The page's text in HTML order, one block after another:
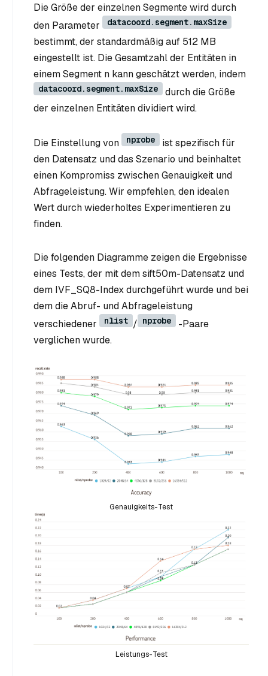
Die Größe der einzelnen Segmente wird durch
den Parameter
datacoord.segment.maxSize
bestimmt, der standardmäßig auf 512 MB
eingestellt ist. Die Gesamtzahl der Entitäten in
einem Segment n kann geschätzt werden, indem
datacoord.segment.maxSize
durch die Größe
der einzelnen Entitäten dividiert wird.
Die Einstellung von nprobe
ist spezifisch für
den Datensatz und das Szenario und beinhaltet
einen Kompromiss zwischen Genauigkeit und
Abfrageleistung. Wir empfehlen, den idealen
Wert durch wiederholtes Experimentieren zu
finden.
Die folgenden Diagramme zeigen die Ergebnisse
eines Tests, der mit dem sift50m-Datensatz und
dem IVF_SQ8-Index durchgeführt wurde und bei
dem die Abruf- und Abfrageleistung
verschiedener
nlist / nprobe
-Paare
verglichen wurde.
Genauigkeits-Test
Leistungs-Test